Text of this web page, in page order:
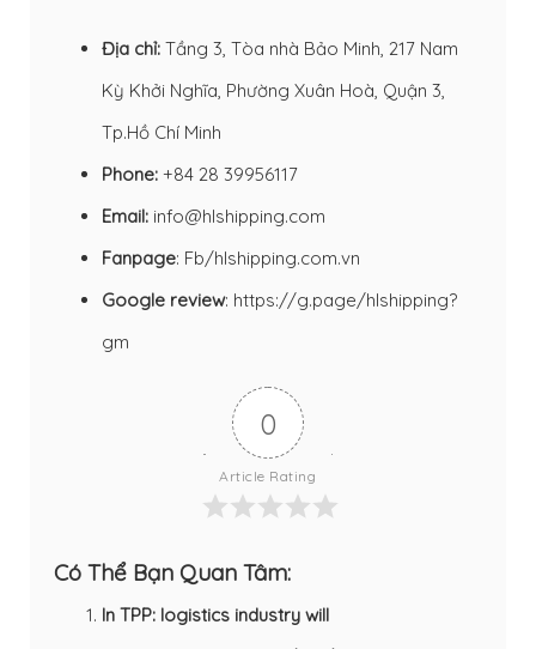
Địa chỉ: Tầng 3, Tòa nhà Bảo Minh, 217 Nam
Kỳ Khởi Nghĩa, Phường Xuân Hoà, Quận 3,
Tp.Hồ Chí Minh
Phone: +84 28 39956117
Email: info@hlshipping.com
Fanpage: Fb/hlshipping.com.vn
Google review: https://g.page/hlshipping?
gm
0
Article Rating
Có Thể Bạn Quan Tâm:
In TPP: logistics industry will